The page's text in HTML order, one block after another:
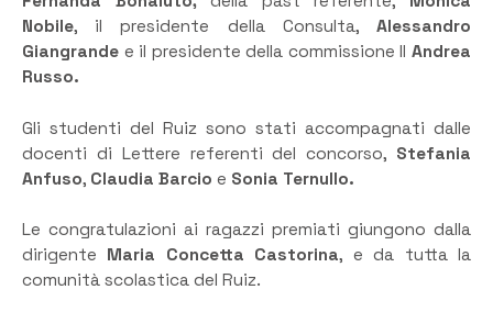
Nobile, il presidente della Consulta, Alessandro
Giangrande e il presidente della commissione IIAndrea
Russo.
Gli studenti del Ruiz sono stati accompagnati dalle
docenti di Lettere referenti del concorso, Stefania
Anfuso, Claudia Barcio e Sonia Ternullo.
Le congratulazioni ai ragazzi premiati giungono dalla
dirigente Maria Concetta Castorina, e da tutta la
comunità scolastica del Ruiz.